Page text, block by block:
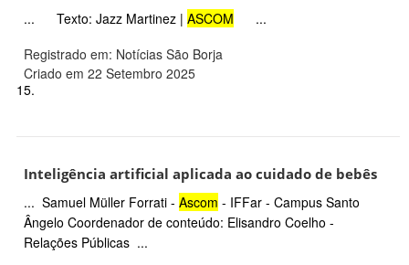
... Texto: Jazz Martinez | ASCOM ...
Registrado em: Notícias São Borja
Criado em 22 Setembro 2025
15.
Inteligência artificial aplicada ao cuidado de bebês
... Samuel Müller Forrati - Ascom - IFFar - Campus Santo
Ângelo Coordenador de conteúdo: Elisandro Coelho -
Relações Públicas ...